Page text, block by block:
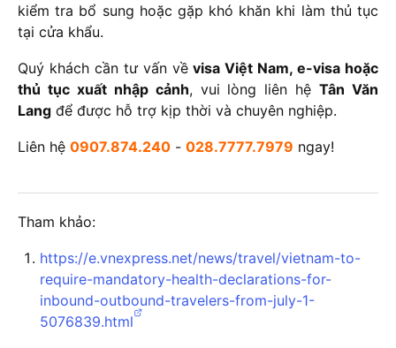
kiểm tra bổ sung hoặc gặp khó khăn khi làm thủ tục
tại cửa khẩu.
Quý khách cần tư vấn vềvisa Việt Nam, e-visa hoặc
thủ tục xuất nhập cảnh, vui lòng liên hệTân Văn
Lang để được hỗ trợ kịp thời và chuyên nghiệp.
Liên hệ 0907.874.240 - 028.7777.7979 ngay!
Tham khảo:
https://e.vnexpress.net/news/travel/vietnam-to-
require-mandatory-health-declarations-for-
inbound-outbound-travelers-from-july-1-
5076839.html